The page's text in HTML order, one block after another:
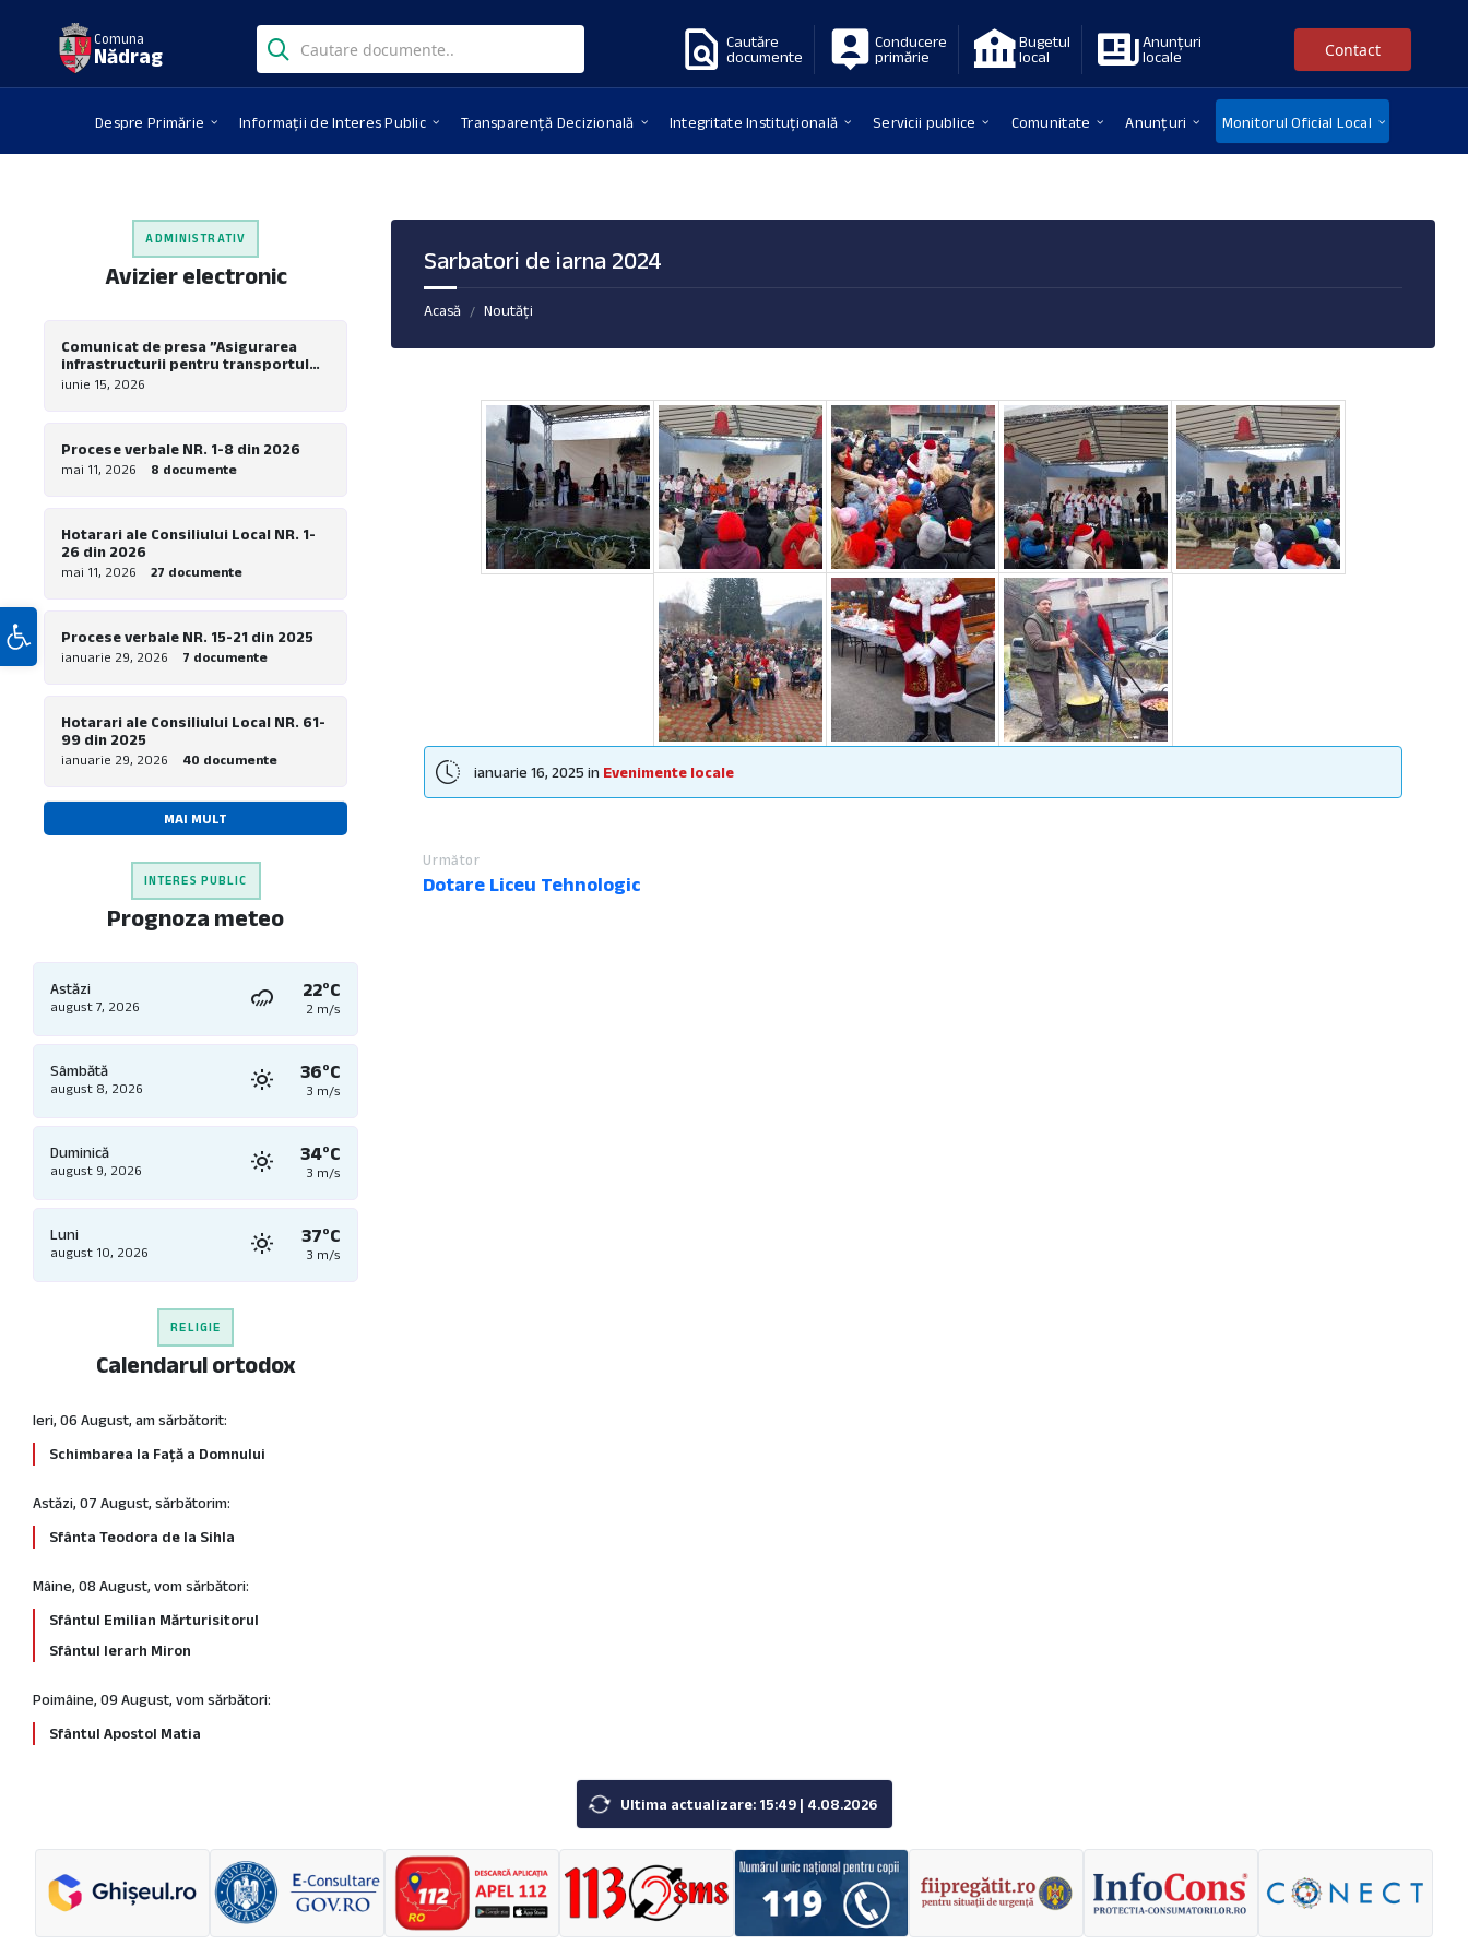
Deschide bara de unelte
sidebar
Comuna
Nădrag
Search:
Cautăre
documente
Conducere
primărie
Bugetul
local
Anunțuri
locale
Contact
Despre Primărie Informații de Interes Public Transparență Decizională Integritate Instituțională Servicii publice Comunitate Anunțuri Monitorul Oficial Local
Sarbatori de iarna 2024
Acasă / Noutăți
ianuarie 16, 2025in Evenimente locale
Următor
Dotare Liceu Tehnologic
ADMINISTRATIV
Avizier electronic
Comunicat de presa ”Asigurarea
infrastructurii pentru transportul
verde in comuna Nadrag – Realizare
iunie 15, 2026
Procese verbale NR. 1-8 din 2026
mai 11, 2026 8 documente
Hotarari ale Consiliului Local NR. 1-
26 din 2026
mai 11, 2026 27 documente
Procese verbale NR. 15-21 din 2025
ianuarie 29, 2026 7 documente
Hotarari ale Consiliului Local NR. 61-
99 din 2025
ianuarie 29, 2026 40 documente
MAI MULT
INTERES PUBLIC
Prognoza meteo
Astăzi
august 7, 2026
22°C
2 m/s
Sâmbătă
august 8, 2026
36°C
3 m/s
Duminică
august 9, 2026
34°C
3 m/s
Luni
august 10, 2026
37°C
3 m/s
RELIGIE
Calendarul ortodox
Ieri, 06 August, am sărbătorit:
Schimbarea la Față a Domnului
Astăzi, 07 August, sărbătorim:
Sfânta Teodora de la Sihla
Mâine, 08 August, vom sărbători:
Sfântul Emilian Mărturisitorul
Sfântul Ierarh Miron
Poimâine, 09 August, vom sărbători:
Sfântul Apostol Matia
Ultima actualizare: 15:49 | 4.08.2026